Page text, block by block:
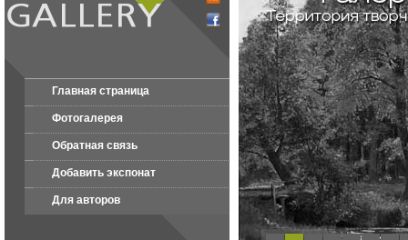
Главная страница
Фотогалерея
Обратная связь
Добавить экспонат
Для авторов